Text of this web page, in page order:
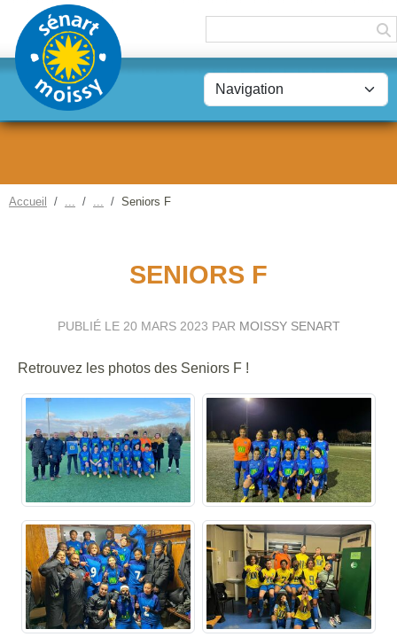
Accueil Seniors F
SENIORS F
PUBLIÉ LE 20 MARS 2023 PAR MOISSY SENART
Retrouvez les photos des Seniors F !
Panneau de gestion des cookies